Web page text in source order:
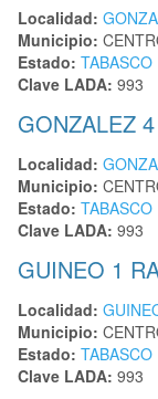
Localidad:
Municipio:
Estado: TABASCO
Clave LADA: 993
GONZALEZ
Localidad:
Municipio:
Estado: TABASCO
Clave LADA: 993
GUINEO 1
Localidad:
Municipio:
Estado: TABASCO
Clave LADA: 993